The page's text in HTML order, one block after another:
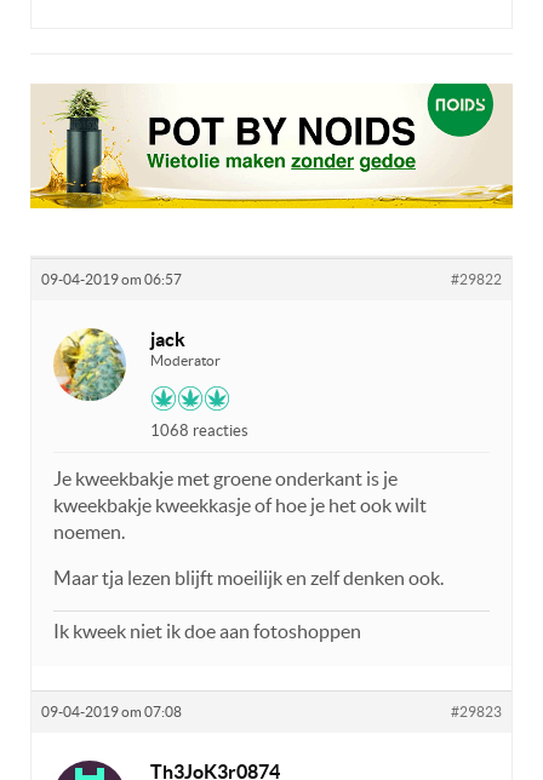
09-04-2019 om 06:57 #29822
jack
Moderator
1068 reacties
Je kweekbakje met groene onderkant is je
kweekbakje kweekkasje of hoe je het ook wilt
noemen.
Maar tja lezen blijft moeilijk en zelf denken ook.
Ik kweek niet ik doe aan fotoshoppen
09-04-2019 om 07:08 #29823
Th3JoK3r0874